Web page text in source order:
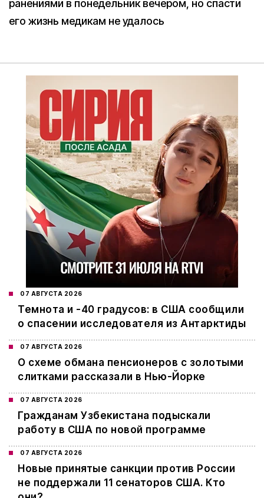
ранениями в понедельник вечером, но спасти
его жизнь медикам не удалось
07 АВГУСТА 2026
Темнота и -40 градусов: в США сообщили
о спасении исследователя из Антарктиды
07 АВГУСТА 2026
О схеме обмана пенсионеров с золотыми
слитками рассказали в Нью-Йорке
07 АВГУСТА 2026
Гражданам Узбекистана подыскали
работу в США по новой программе
07 АВГУСТА 2026
Новые принятые санкции против России
не поддержали 11 сенаторов США. Кто